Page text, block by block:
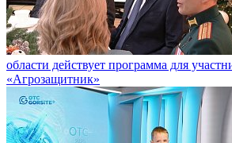
области действует программа для
«Агрозащитник»